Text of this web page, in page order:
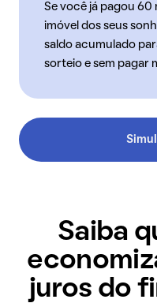
Se você já pagou
imóvel dos seus
saldo acumulado
sorteio e sem pagar
Saiba
juros do